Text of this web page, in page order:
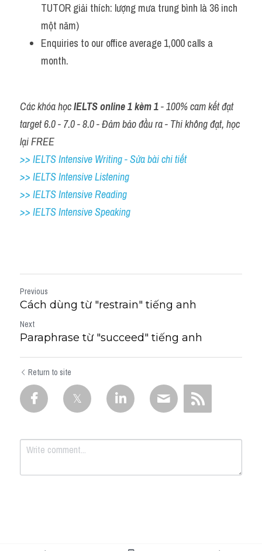
TUTOR giải thích: lượng mưa trung bình là 36 inch
một năm)
Enquiries to our office average 1,000 calls a
month.
Các khóa học IELTS online 1 kèm 1 - 100% cam kết đạt
target 6.0 - 7.0 - 8.0 - Đảm bảo đầu ra - Thi không đạt, học
lại FREE
>> IELTS Intensive Writing - Sửa bài chi tiết
>> IELTS Intensive Listening
>> IELTS Intensive Reading
>> IELTS Intensive Speaking
Previous
Cách dùng từ "restrain" tiếng anh
Next
Paraphrase từ "succeed" tiếng anh
Return to site